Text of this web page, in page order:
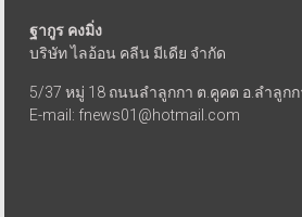
ฐากูร คงมิ่ง
บริษัท ไลอ้อน คลีน มีเดีย จำกัด
5/37 หมู่ 18 ถนนลำลูกกา ต.คูคต อ.ลำลูก
E-mail: fnews01@hotmail.com